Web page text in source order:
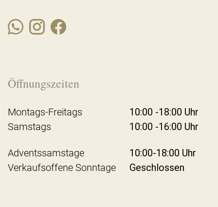
Öffnungszeiten
Montags-Freitags
10:00 -18:00 Uhr
Samstags
10:00 -16:00 Uhr
Adventssamstage
10:00-18:00 Uhr
Verkaufsoffene Sonntage
Geschlossen